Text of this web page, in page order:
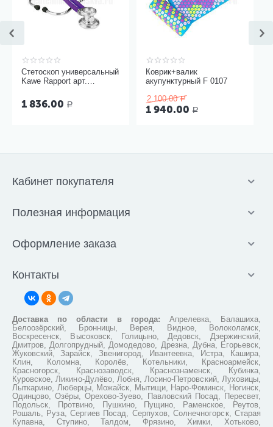
Стетоскоп универсальный
Kawe Rapport арт.
1 836.00 Р
Коврик+валик
акупунктурный F 0107
2 100.00 Р
1 940.00 Р
Кабинет покупателя
Полезная информация
Оформление заказа
Контакты
Доставка по области в города: Апрелевка, Балашиха,
Белоозёрский, Бронницы, Верея, Видное, Волоколамск,
Воскресенск, Высоковск, Голицыно, Дедовск, Дзержинский,
Дмитров, Долгопрудный, Домодедово, Дрезна, Дубна, Егорьевск,
Жуковский, Зарайск, Звенигород, Ивантеевка, Истра, Кашира,
Клин, Коломна, Королёв, Котельники, Красноармейск,
Красногорск, Краснозаводск, Краснознаменск, Кубинка,
Куровское, Ликино-Дулёво, Лобня, Лосино-Петровский, Луховицы,
Лыткарино, Люберцы, Можайск, Мытищи, Наро-Фоминск, Ногинск,
Одинцово, Озёры, Орехово-Зуево, Павловский Посад, Пересвет,
Подольск, Протвино, Пушкино, Пущино, Раменское, Реутов,
Рошаль, Руза, Сергиев Посад, Серпухов, Солнечногорск, Старая
Купавна, Ступино, Талдом, Фрязино, Химки, Хотьково,